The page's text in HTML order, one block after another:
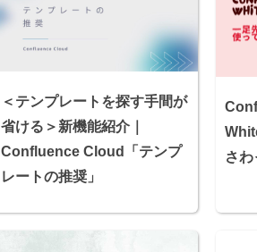
＜テンプレートを探す手間が
省ける＞新機能紹介｜
Confluence Cloud「テンプ
レートの推奨」
さ